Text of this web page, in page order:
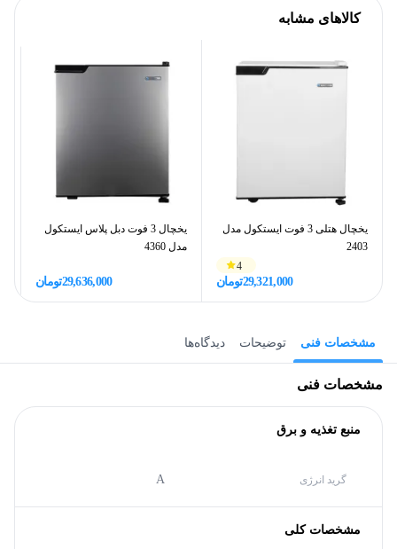
کالاهای مشابه
یخچال هتلی 3 فوت ایستکول مدل
2403
4
29,321,000تومان
یخچال 3 فوت دبل پلاس ایستکول
مدل 4360
29,636,000تومان
مشخصات فنی توضیحات دیدگاه‌ها
مشخصات فنی
منبع تغذیه و برق
گرید انرژی A
مشخصات کلی